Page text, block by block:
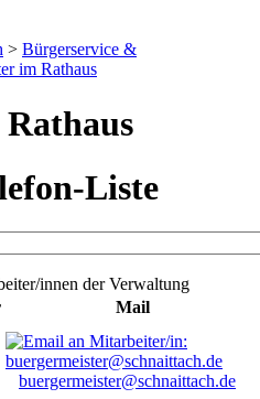
> Bürgerservice &
im Rathaus
Liste
innen der Verwaltung
Mail
buergermeister@schnaittach.de